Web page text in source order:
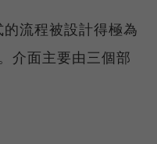
流程被設計得極為
介面主要由三個部